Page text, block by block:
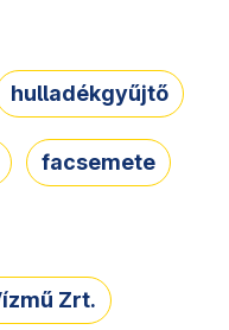
hulladékgyűjtő
facsemete
Zrt.